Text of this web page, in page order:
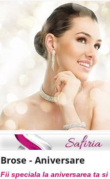
Brose - Aniversare
Fii speciala la aniversarea ta